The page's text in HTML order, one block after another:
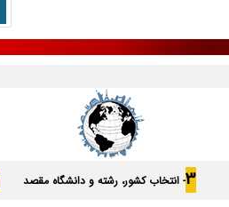
3- انتخاب کشور، رشته و دانشگاه مقصد